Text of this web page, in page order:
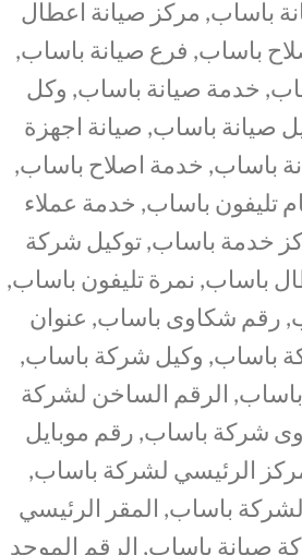
باساب, مركز صيانة اعطال
باساب, فرع صيانة باساب,
خدمة صيانة باساب, وكل
صيانة باساب, صيانة اجهزة
باساب, خدمة اصلاح باساب,
تليفون باساب, خدمة عملاء
خدمة باساب, توكيل شركة
باساب, نمرة تليفون باساب,
رقم شكاوى باساب, عنوان
باساب, وكيل شركة باساب,
باساب, الرقم الساخن لشركة
شركة باساب, رقم موبايل
الرئيسي لشركة باساب,
باساب, المقر الرئيسي
صيانة باساب, الرقم الموحد